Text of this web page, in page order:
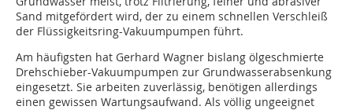
Sand mitgefördert wird, der zu einem schnellen Verschleiß
der Flüssigkeitsring-Vakuumpumpen führt.
Am häufigsten hat Gerhard Wagner bislang ölgeschmierte
Drehschieber-Vakuumpumpen zur Grundwasserabsenkung
eingesetzt. Sie arbeiten zuverlässig, benötigen allerdings
einen gewissen Wartungsaufwand. Als völlig ungeeignet